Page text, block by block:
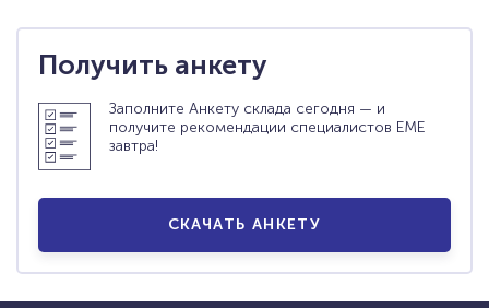
Получить анкету
Заполните Анкету склада сегодня — и
получите рекомендации специалистов ЕМЕ
завтра!
СКАЧАТЬ АНКЕТУ